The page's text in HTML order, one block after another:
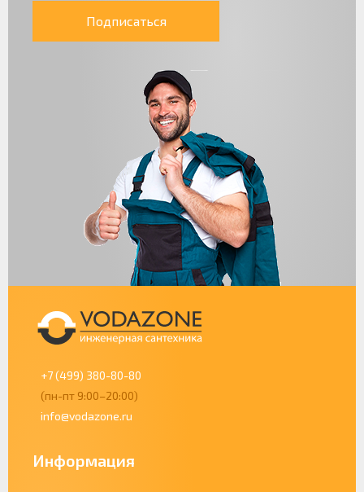
Подписаться
+7 (499) 380-80-80
(пн-пт 9:00–20:00)
info@vodazone.ru
Информация